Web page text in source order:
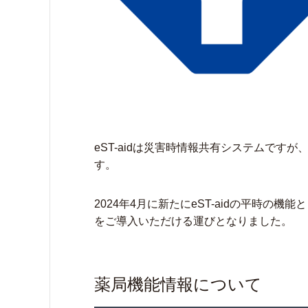
eST-aidは災害時情報共有システムですが
す。
2024年4月に新たにeST-aidの平時の機能
をご導入いただける運びとなりました。
薬局機能情報について